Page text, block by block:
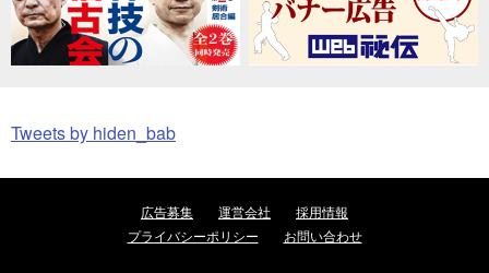
Tweets by hiden_bab
広告募集 運営会社
採用情報
プライバシーポリシー
お問い合わせ